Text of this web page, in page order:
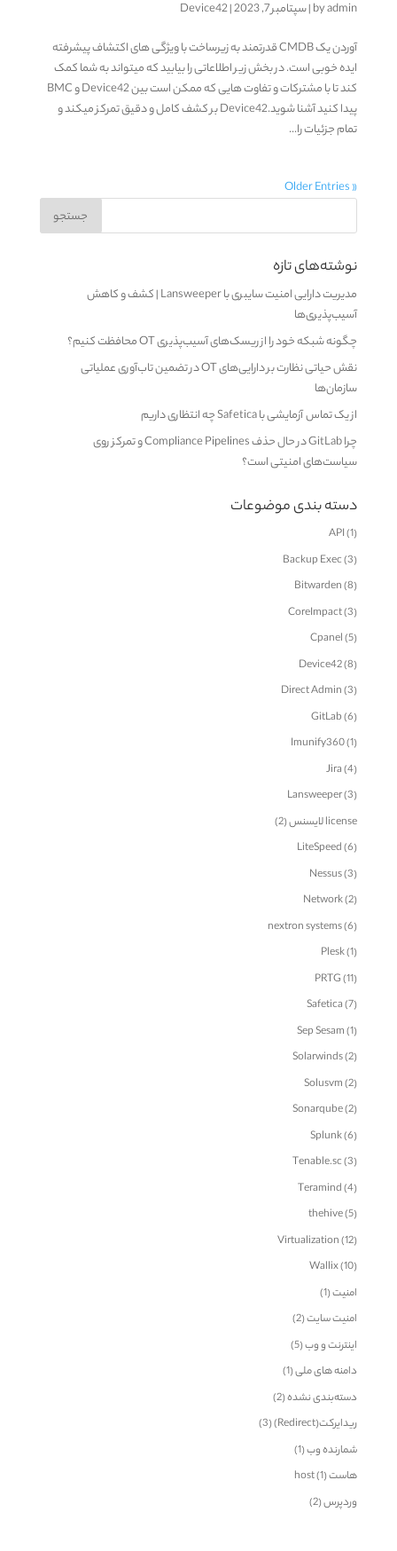
byadmin
|سپتامبر 7, 2023 |
Device42
آوردن یک CMDB قدرتمند به زیرساخت با ویژگی های اکتشاف پیشرفته
ایده خوبی است. در بخش زیر اطلاعاتی را بیابید که میتواند به شما کمک
کند تا با مشترکات و تفاوت هایی که ممکن است بین Device42 و BMC
پیدا کنید آشنا شوید.Device42 بر کشف کامل و دقیق تمرکز میکند و
تمام جزئیات را...
« Older Entries
نوشته‌های تازه
مدیریت دارایی امنیت سایبری با Lansweeper | کشف و کاهش
آسیب‌پذیری‌ها
چگونه شبکه خود را از ریسک‌های آسیب‌پذیری OT محافظت کنیم؟
نقش حیاتی نظارت بر دارایی‌های OT در تضمین تاب‌آوری عملیاتی
سازمان‌ها
از یک تماس آزمایشی با Safetica چه انتظاری داریم
چرا GitLab در حال حذف Compliance Pipelines و تمرکز روی
سیاست‌های امنیتی است؟
دسته بندی موضوعات
API(1)
Backup Exec(3)
Bitwarden(8)
CoreImpact(3)
Cpanel(5)
Device42(8)
Direct Admin(3)
GitLab(6)
Imunify360(1)
Jira(4)
Lansweeper(3)
license لایسنس
(2)
LiteSpeed(6)
Nessus(3)
Network(2)
nextron systems(6)
Plesk(1)
PRTG(11)
Safetica(7)
Sep Sesam(1)
Solarwinds(2)
Solusvm(2)
Sonarqube(2)
Splunk(6)
Tenable.sc(3)
Teramind(4)
thehive(5)
Virtualization(12)
Wallix(10)
امنیت(1)
امنیت سایت(2)
اینترنت و وب(5)
دامنه های ملی(1)
دسته‌بندی نشده(2)
ریدایرکت(Redirect)
(3)
شمارنده وب(1)
هاست host(1)
وردپرس(2)